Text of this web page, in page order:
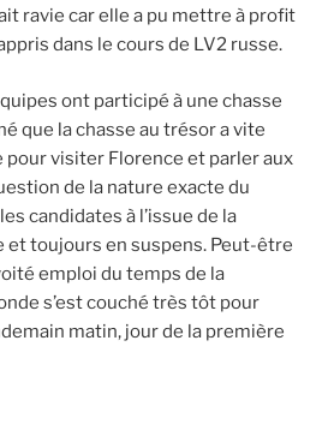
ravie car elle a pu mettre à profit
dans le cours de LV2 russe.
ont participé à une chasse
que la chasse au trésor a vite
pour visiter Florence et parler aux
de la nature exacte du
candidates à l’issue de la
et toujours en suspens. Peut-être
emploi du temps de la
s’est couché très tôt pour
matin, jour de la première